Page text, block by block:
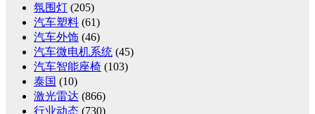
氛围灯 (205)
汽车塑料 (61)
汽车外饰 (46)
汽车微电机系统 (45)
汽车智能座椅 (103)
泰国 (10)
激光雷达 (866)
行业动态 (730)